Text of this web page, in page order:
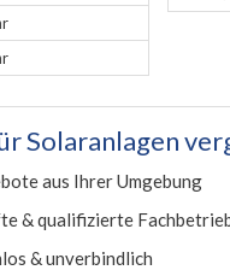
Solaranlagen
aus Ihrer Umgebung
& qualifizierte
& unverbindlich